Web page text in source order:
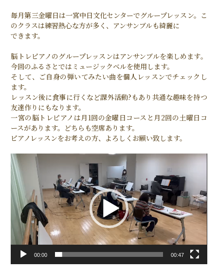
毎月第三金曜日は一宮中日文化センターでグループレッスン。こ
のクラスは練習熱心な方が多く、アンサンブルも綺麗に
できます。
脳トレピアノのグループレッスンはアンサンブルを楽しめます。
今回のふるさとではミュージックベルを使用します。
そして、ご自身の弾いてみたい曲を個人レッスンでチェックし
ます。
レッスン後に食事に行くなど課外活動?もあり共通な趣味を持つ
友達作りにもなります。
一宮の脳トレピアノは月1回の金曜日コースと月2回の土曜日コ
ースがあります。どちらも空席あります。
ピアノレッスンをお考えの方、よろしくお願い致します。
動
画
プ
レ
ー
ヤ
00:00 00:47